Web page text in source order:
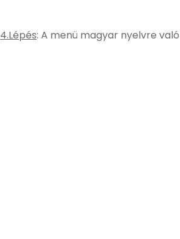
4.Lépés: A menü magyar nyelvre